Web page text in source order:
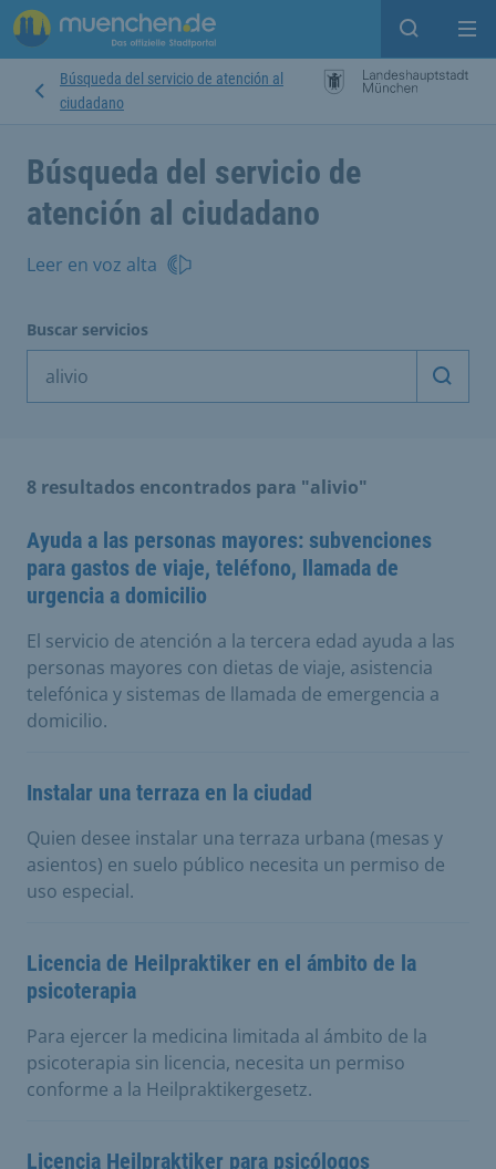
Open
Búsqueda del servicio de atención al
ciudadano
Búsqueda del servicio de
atención al ciudadano
Leer en voz alta
Buscar servicios
8 resultados encontrados para "alivio"
Ayuda a las personas mayores: subvenciones
para gastos de viaje, teléfono, llamada de
urgencia a domicilio
El servicio de atención a la tercera edad ayuda a las
personas mayores con dietas de viaje, asistencia
telefónica y sistemas de llamada de emergencia a
domicilio.
Instalar una terraza en la ciudad
Quien desee instalar una terraza urbana (mesas y
asientos) en suelo público necesita un permiso de
uso especial.
Licencia de Heilpraktiker en el ámbito de la
psicoterapia
Para ejercer la medicina limitada al ámbito de la
psicoterapia sin licencia, necesita un permiso
conforme a la Heilpraktikergesetz.
Licencia Heilpraktiker para psicólogos